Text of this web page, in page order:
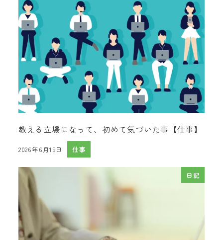
教える立場になって、初めて気づいた事【仕事】
投稿日
2026年6月15日 仕事
日記